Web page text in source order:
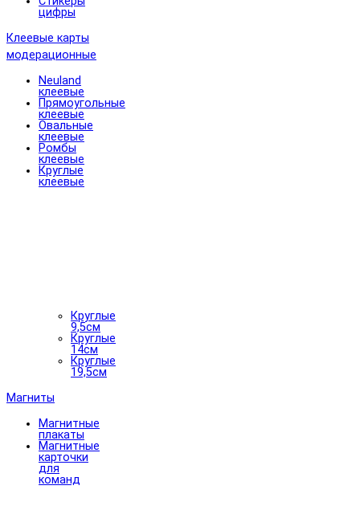
цифры
Клеевые карты
модерационные
Neuland
клеевые
Прямоугольные
клеевые
Овальные
клеевые
Ромбы
клеевые
Круглые
клеевые
Круглые
9,5см
Круглые
14см
Круглые
19,5см
Магниты
Магнитные
плакаты
Магнитные
карточки
для
команд